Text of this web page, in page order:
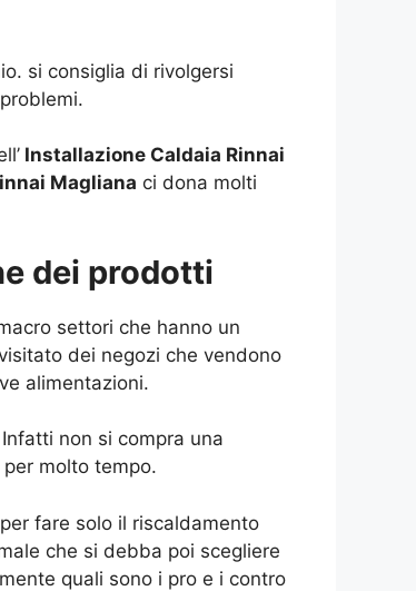
si consiglia di rivolgersi
Installazione Caldaia Rinnai
Magliana ci dona molti
dei prodotti
settori che hanno un
dei negozi che vendono
alimentazioni.
non si compra una
molto tempo.
fare solo il riscaldamento
che si debba poi scegliere
quali sono i pro e i contro